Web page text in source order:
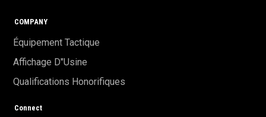
COMPANY
Équipement Tactique
Affichage D"usine
Qualifications Honorifiques
Connect